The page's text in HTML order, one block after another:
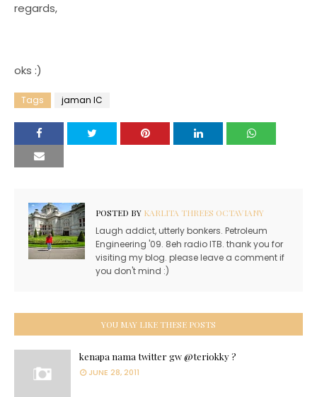
regards,
oks :)
Tags jaman IC
POSTED BY KARLITA THREES OCTAVIANY
Laugh addict, utterly bonkers. Petroleum
Engineering '09. 8eh radio ITB. thank you for
visiting my blog. please leave a comment if
you don't mind :)
YOU MAY LIKE THESE POSTS
kenapa nama twitter gw @teriokky ?
JUNE 28, 2011